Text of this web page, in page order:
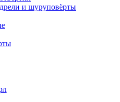
и шуруповёрты